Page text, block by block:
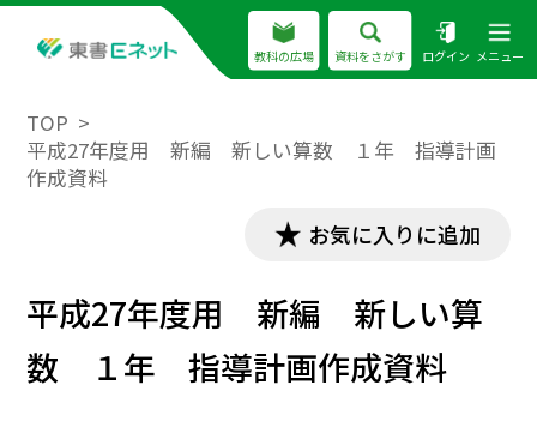
教科の広場 資料をさがす ログイン メニュー
TOP
平成27年度用 新編 新しい算数 １年 指導計画
作成資料
お気に入りに追加
平成27年度用 新編 新しい算
数 １年 指導計画作成資料